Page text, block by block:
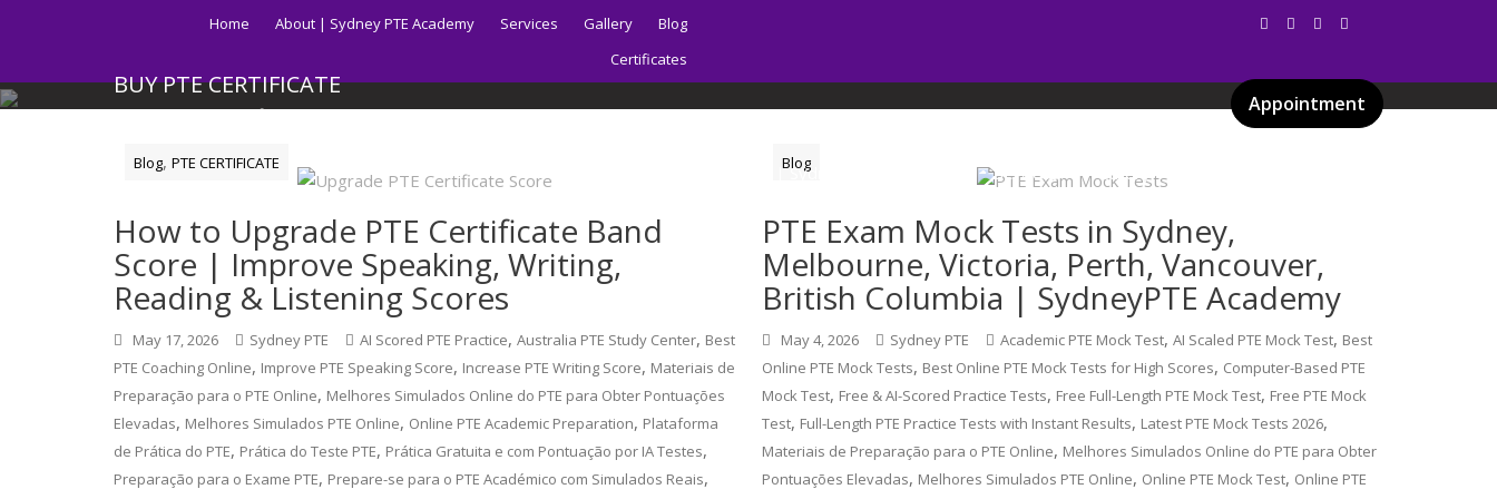
Home About | Sydney PTE Academy Services Gallery
Blog
Certificates
BUY PTE CERTIFICATE
Get your PTE certificate online in Australia fast. Appointment
About | Sydney PTE Academy Services Gallery
Blog,PTE CERTIFICATE
How to Upgrade PTE Certificate Band
Score | Improve Speaking, Writing,
Reading & Listening Scores
May 17, 2026 Sydney PTE AI Scored PTE Practice,Australia PTE Study Center, Best
PTE Coaching Online, Improve PTE Speaking Score, Increase PTE Writing Score, Materiais de
Preparação para o PTE Online, Melhores Simulados Online do PTE para Obter Pontuações
Elevadas, Melhores Simulados PTE Online, Online PTE Academic Preparation, Plataforma
de Prática do PTE, Prática do Teste PTE, Prática Gratuita e com Pontuação por IA Testes,
Preparação para o Exame PTE, Prepare-se para o PTE Académico com Simulados Reais,
Blog
PTE Exam Mock Tests in Sydney,
Melbourne, Victoria, Perth, Vancouver,
British Columbia | SydneyPTE Academy
May 4, 2026 Sydney PTE Academic PTE Mock Test, AI Scaled PTE Mock Test, Best
Online PTE Mock Tests, Best Online PTE Mock Tests for High Scores, Computer-Based PTE
Mock Test, Free & AI-Scored Practice Tests, Free Full-Length PTE Mock Test, Free PTE Mock
Test, Full-Length PTE Practice Tests with Instant Results, Latest PTE Mock Tests 2026,
Materiais de Preparação para o PTE Online, Melhores Simulados Online do PTE para Obter
Pontuações Elevadas, Melhores Simulados PTE Online, Online PTE Mock Test, Online PTE